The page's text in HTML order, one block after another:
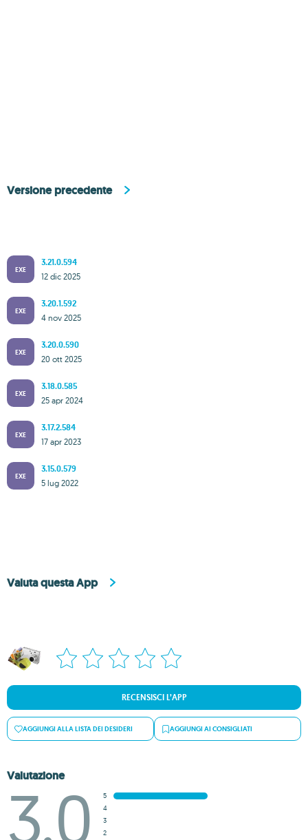
Versione precedente
EXE
3.21.0.594
12 dic 2025
EXE
3.20.1.592
4 nov 2025
EXE
3.20.0.590
20 ott 2025
EXE
3.18.0.585
25 apr 2024
EXE
3.17.2.584
17 apr 2023
EXE
3.15.0.579
5 lug 2022
Valuta questa App
RECENSISCI L’APP
AGGIUNGI ALLA LISTA DEI DESIDERI AGGIUNGI AI CONSIGLIATI
Valutazione
3.0
5
4
3
2